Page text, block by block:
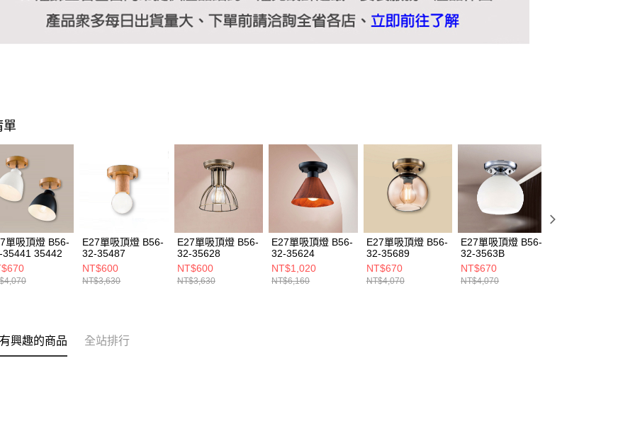
單
單吸頂燈 B56-
35441 35442
E27單吸頂燈 B56-
32-35487
NT$600
NT$3,630
E27單吸頂燈 B56-
32-35628
NT$600
NT$3,630
E27單吸頂燈 B56-
32-35624
NT$1,020
NT$6,160
E27單吸頂燈 B56-
32-35689
NT$670
NT$4,070
E27單吸頂燈 B56-
32-3563B
NT$670
NT$4,070
興趣的商品 全站排行